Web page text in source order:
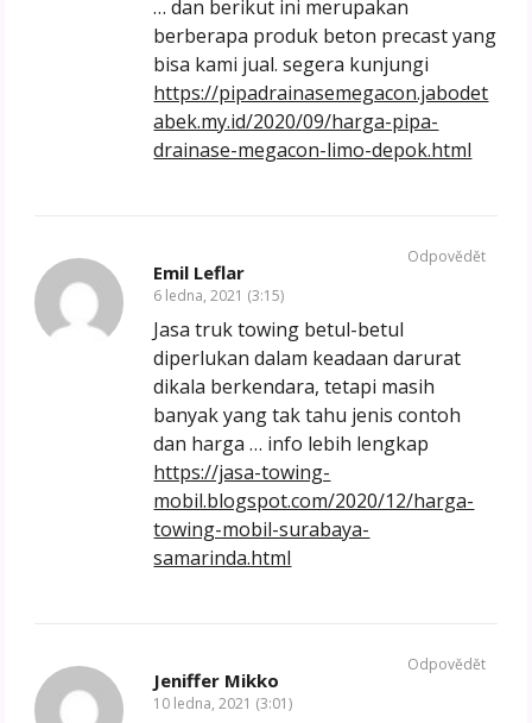
… dan berikut ini merupakan
berberapa produk beton precast yang
bisa kami jual. segera kunjungi
https://pipadrainasemegacon.jabodet
abek.my.id/2020/09/harga-pipa-
drainase-megacon-limo-depok.html
Emil Leflar
6 ledna, 2021 (3:15)
Jasa truk towing betul-betul
diperlukan dalam keadaan darurat
dikala berkendara, tetapi masih
banyak yang tak tahu jenis contoh
dan harga … info lebih lengkap
https://jasa-towing-
mobil.blogspot.com/2020/12/harga-
towing-mobil-surabaya-
samarinda.html
Odpovědět
Jeniffer Mikko
10 ledna, 2021 (3:01)
Odpovědět